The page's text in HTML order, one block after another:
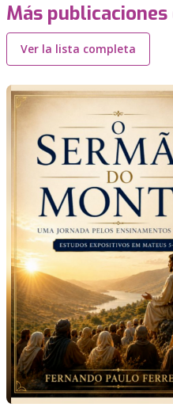
Más
Ver la lista completa